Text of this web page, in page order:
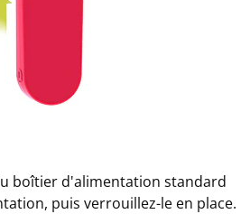
boîtier d'alimentation standard
puis verrouillez-le en place.